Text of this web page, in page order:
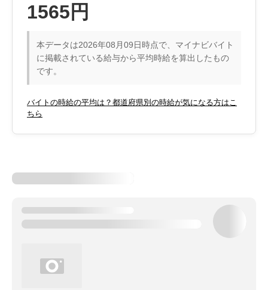
1565円
本データは2026年08月09日時点で、マイナビバイト
に掲載されている給与から平均時給を算出したもの
です。
バイトの時給の平均は？都道府県別の時給が気になる方はこ
ちら